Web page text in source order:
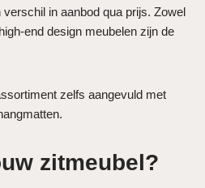
in aanbod qua prijs. Zowel
end design meubelen zijn de
zelfs aangevuld met
zitmeubel?